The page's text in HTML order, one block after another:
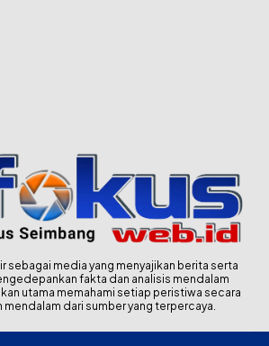
sebagai media yang menyajikan berita serta
fakta dan analisis mendalam
utama memahami setiap peristiwa secara
mendalam dari sumber yang terpercaya.